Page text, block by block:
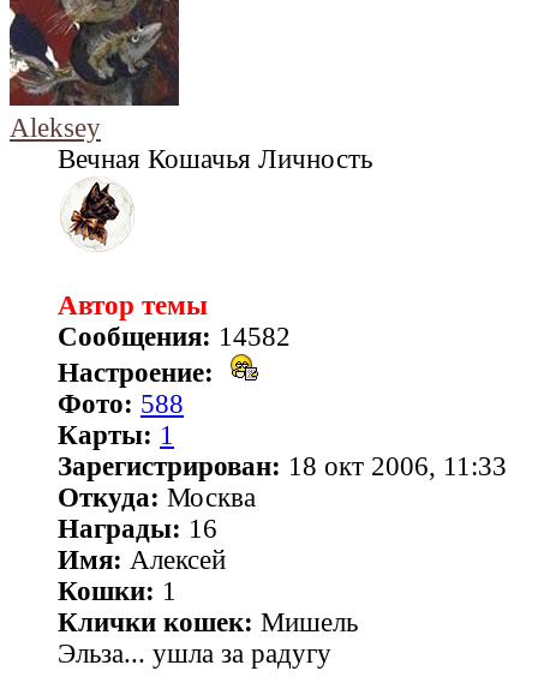
Aleksey
Вечная Кошачья Личность
Автор темы
Сообщения: 14582
Настроение:
Фото: 588
Карты: 1
Зарегистрирован: 18 окт 2006, 11:33
Откуда: Москва
Награды: 16
Имя: Алексей
Кошки: 1
Клички кошек: Мишель
Эльза... ушла за радугу